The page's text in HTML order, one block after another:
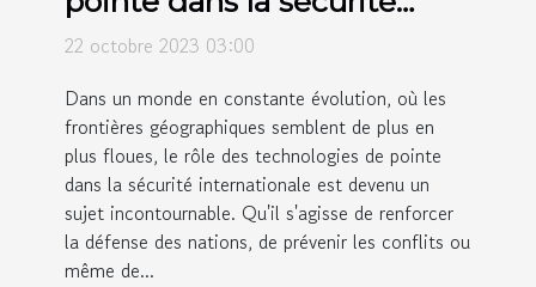
internationale
22 octobre 2023 03:00
Dans un monde en constante évolution, où les
frontières géographiques semblent de plus en
plus floues, le rôle des technologies de pointe
dans la sécurité internationale est devenu un
sujet incontournable. Qu'il s'agisse de renforcer
la défense des nations, de prévenir les conflits ou
même de...